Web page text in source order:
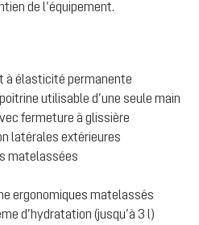
de l’équipement.
à élasticité permanente
utilisable d’une seule main
fermeture à glissière
latérales extérieures
matelassées
ergonomiques matelassés
d’hydratation (jusqu’à 3 l)